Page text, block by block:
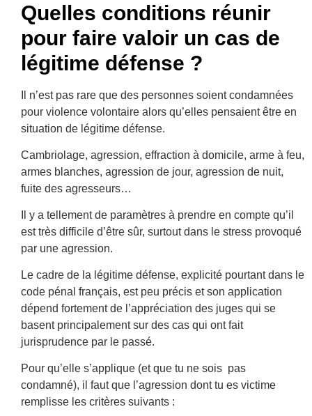
Quelles conditions réunir
pour faire valoir un cas de
légitime défense ?
Il n’est pas rare que des personnes soient condamnées
pour violence volontaire alors qu’elles pensaient être en
situation de légitime défense.
Cambriolage, agression, effraction à domicile, arme à feu,
armes blanches, agression de jour, agression de nuit,
fuite des agresseurs…
Il y a tellement de paramètres à prendre en compte qu’il
est très difficile d’être sûr, surtout dans le stress provoqué
par une agression.
Le cadre de la légitime défense, explicité pourtant dans le
code pénal français, est peu précis et son application
dépend fortement de l’appréciation des juges qui se
basent principalement sur des cas qui ont fait
jurisprudence par le passé.
Pour qu’elle s’applique (et que tu ne sois pas
condamné), il faut que l’agression dont tu es victime
remplisse les critères suivants :